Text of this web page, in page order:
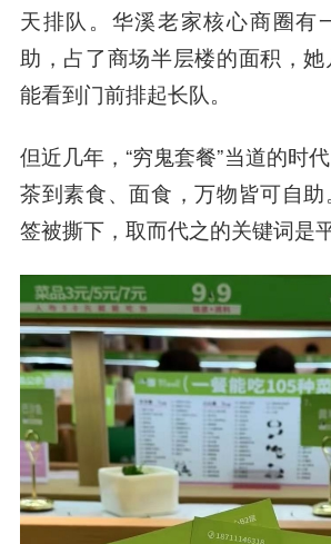
天排队。华溪老家核心商圈有
助，占了商场半层楼的面积，
能看到门前排起长队。
但近几年，“穷鬼套餐”当道的时
茶到素食、面食，万物皆可自
签被撕下，取而代之的关键词是平